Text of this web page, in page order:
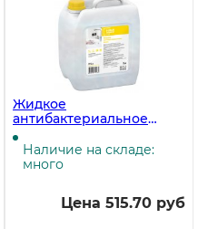
Жидкое
антибактериальное
мыло Новый элемент
перламутровое, 5 литров
Наличие на складе:
много
Цена 515.70 руб